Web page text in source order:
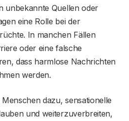
unbekannte Quellen oder
eine Rolle bei der
In manchen Fällen
oder eine falsche
dass harmlose Nachrichten
werden.
dazu, sensationelle
und weiterzuverbreiten,